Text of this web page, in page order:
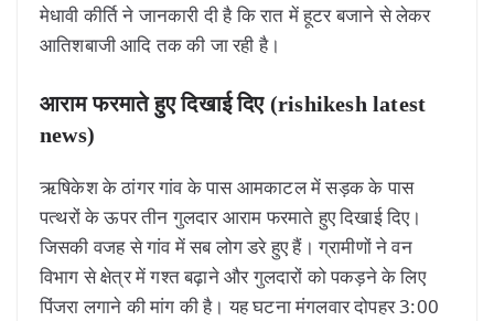
मेधावी कीर्ति ने जानकारी दी है कि रात में हूटर बजाने से लेकर
आतिशबाजी आदि तक की जा रही है।
आराम फरमाते हुए दिखाई दिए (rishikesh latest
news)
ऋषिकेश के ठांगर गांव के पास आमकाटल में सड़क के पास
पत्थरों के ऊपर तीन गुलदार आराम फरमाते हुए दिखाई दिए।
जिसकी वजह से गांव में सब लोग डरे हुए हैं। ग्रामीणों ने वन
विभाग से क्षेत्र में गश्त बढ़ाने और गुलदारों को पकड़ने के लिए
पिंजरा लगाने की मांग की है। यह घटना मंगलवार दोपहर 3:00